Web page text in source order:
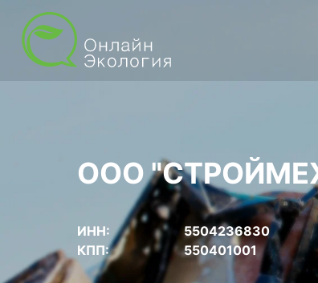
ООО
ИНН:
5504236830
КПП:
550401001